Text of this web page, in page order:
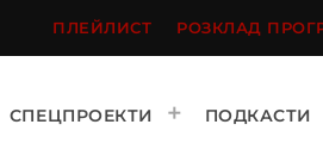
ПЛЕЙЛИСТ РОЗКЛАД
СПЕЦПРОЕКТИ ПОДКАСТИ